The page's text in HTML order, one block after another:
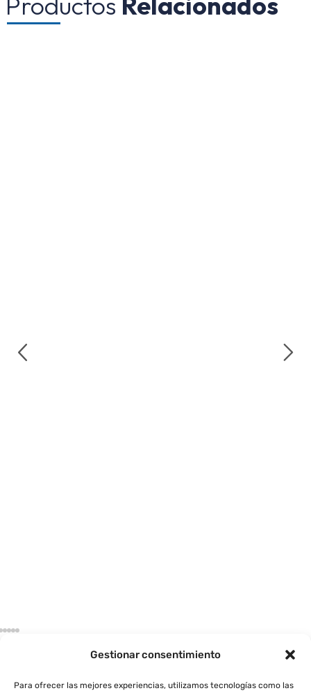
Gestionar consentimiento
Para ofrecer las mejores experiencias, utilizamos tecnologías como las